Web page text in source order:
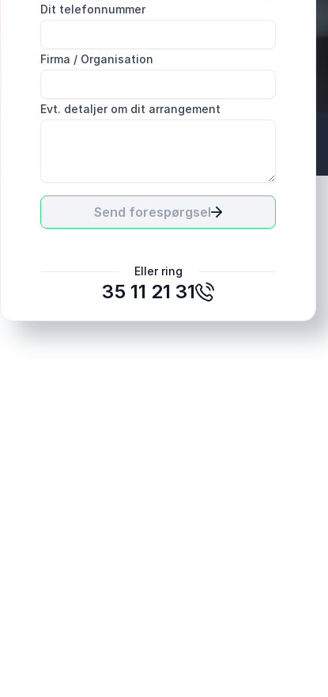
Dit telefonnummer
Firma / Organisation
Evt. detaljer om dit arrangement
Send forespørgsel
Eller ring
35 11 21 31